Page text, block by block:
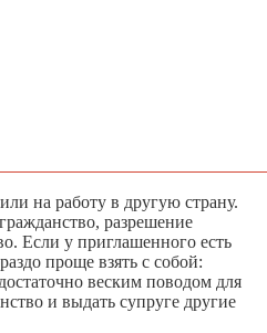
на работу в другую страну.
разрешение
Если у приглашенного есть
проще взять с собой:
веским поводом для
и выдать супруге другие